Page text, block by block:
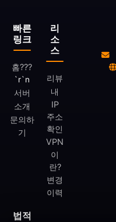
빠른
링크
홈???
`r`n
서버
소개
문의하
기
리
소
스
리뷰
내
IP
주소
확인
VPN
이
란?
변경
이력
법적